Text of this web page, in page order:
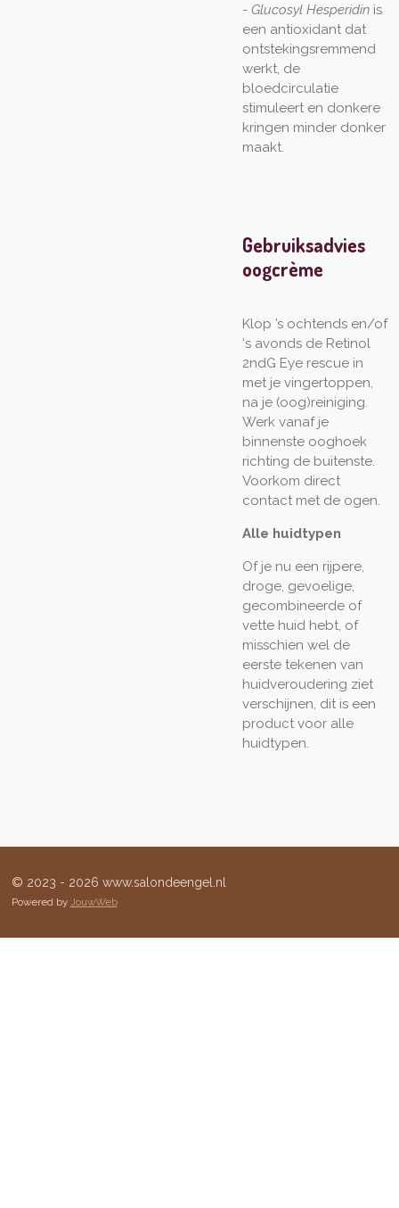
- Glucosyl Hesperidinis
een antioxidant dat
ontstekingsremmend
werkt, de
bloedcirculatie
stimuleert en donkere
kringen minder donker
maakt.
Gebruiksadvies
oogcrème
Klop ’s ochtends en/of
‘s avonds de Retinol
2ndG Eye rescue in
met je vingertoppen,
na je (oog)reiniging.
Werk vanaf je
binnenste ooghoek
richting de buitenste.
Voorkom direct
contact met de ogen.
Alle huidtypen
Of je nu een rijpere,
droge, gevoelige,
gecombineerde of
vette huid hebt, of
misschien wel de
eerste tekenen van
huidveroudering ziet
verschijnen, dit is een
product voor alle
huidtypen.
© 2023 - 2026 www.salondeengel.nl
Powered by JouwWeb